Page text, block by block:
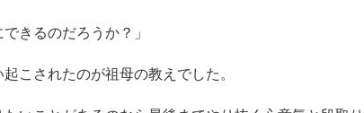
できるのだろうか？」
こされたのが祖母の教えでした。